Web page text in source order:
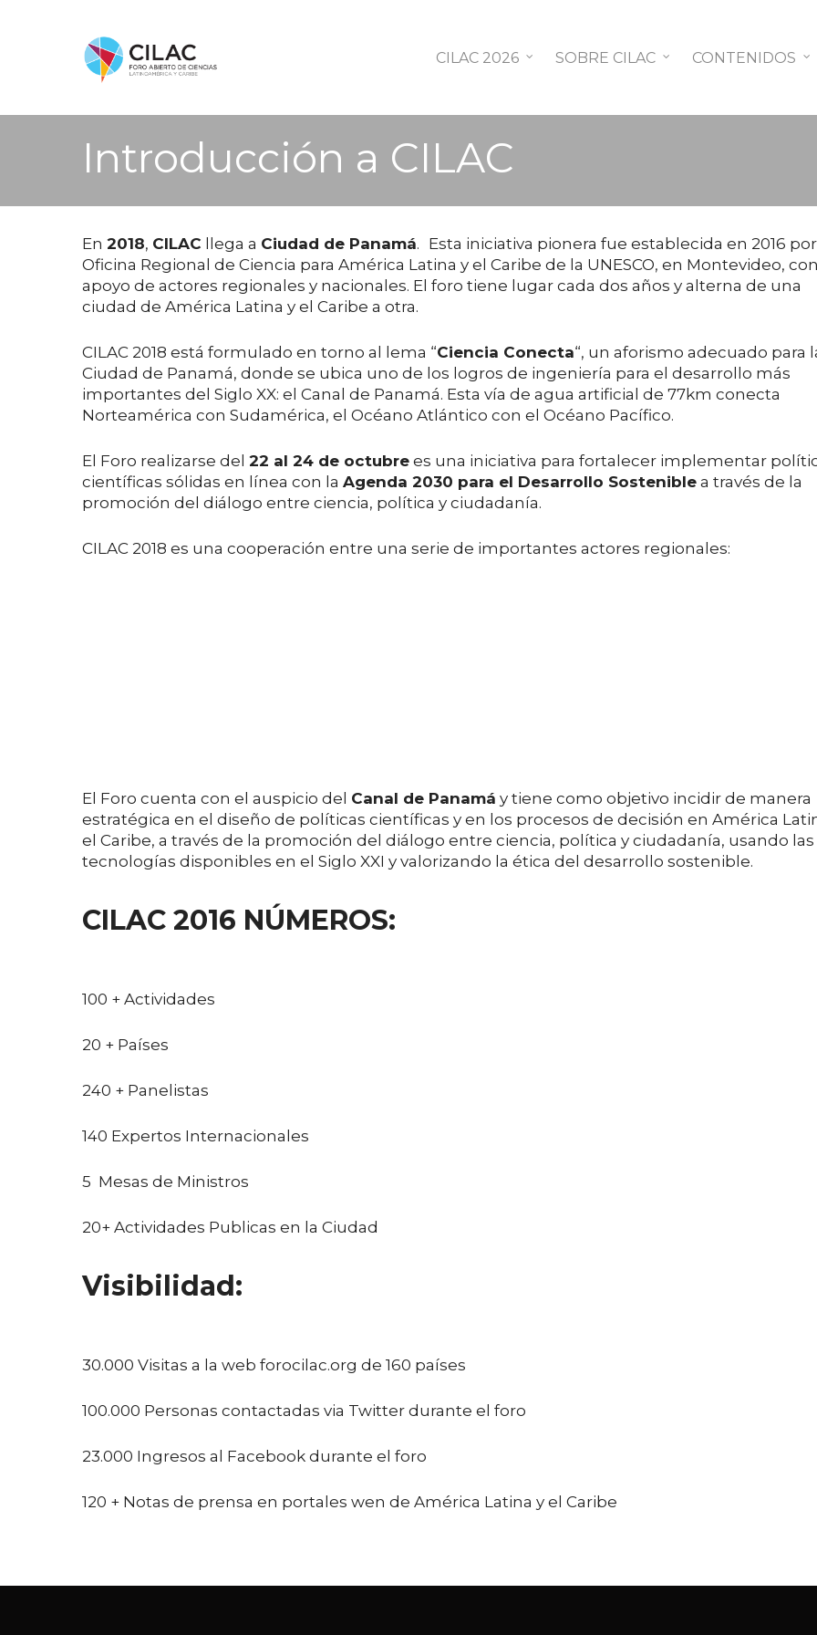
CILAC 2026 SOBRE CILAC CONTENIDOS
Introducción a CILAC
En 2018, CILAC llega a Ciudad de Panamá. Esta iniciativa pionera fue establecida en 2016
Oficina Regional de Ciencia para América Latina y el Caribe de la UNESCO, en Montevideo,
apoyo de actores regionales y nacionales. El foro tiene lugar cada dos años y alterna de una
ciudad de América Latina y el Caribe a otra.
CILAC 2018 está formulado en torno al lema “Ciencia Conecta“, un aforismo adecuado para
Ciudad de Panamá, donde se ubica uno de los logros de ingeniería para el desarrollo más
importantes del Siglo XX: el Canal de Panamá. Esta vía de agua artificial de 77km conecta
Norteamérica con Sudamérica, el Océano Atlántico con el Océano Pacífico.
El Foro realizarse del 22 al 24 de octubre es una iniciativa para fortalecer implementar
científicas sólidas en línea con la Agenda 2030 para el Desarrollo Sostenible a través de la
promoción del diálogo entre ciencia, política y ciudadanía.
CILAC 2018 es una cooperación entre una serie de importantes actores regionales:
El Foro cuenta con el auspicio del Canal de Panamá y tiene como objetivo incidir de manera
estratégica en el diseño de políticas científicas y en los procesos de decisión en América
el Caribe, a través de la promoción del diálogo entre ciencia, política y ciudadanía, usando las
tecnologías disponibles en el Siglo XXI y valorizando la ética del desarrollo sostenible.
CILAC 2016 NÚMEROS:
100 + Actividades
20 + Países
240 + Panelistas
140 Expertos Internacionales
5 Mesas de Ministros
20+ Actividades Publicas en la Ciudad
Visibilidad:
30.000 Visitas a la web forocilac.org de 160 países
100.000 Personas contactadas via Twitter durante el foro
23.000 Ingresos al Facebook durante el foro
120 + Notas de prensa en portales wen de América Latina y el Caribe